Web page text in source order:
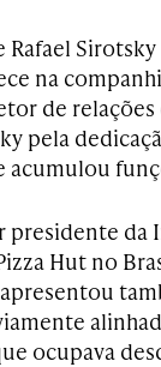
na
de
pela
acumulou
presidente da
Hut no
ocupava